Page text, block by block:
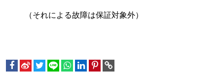
（それによる故障は保証対象外）